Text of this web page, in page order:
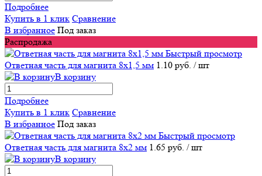
Подробнее
Купить в 1 клик Сравнение
В избранное Под заказ
Распродажа
Быстрый просмотр
Ответная часть для магнита 8х1,5 мм 1.10 руб. / шт
В корзину
Подробнее
Купить в 1 клик Сравнение
В избранное Под заказ
Быстрый просмотр
Ответная часть для магнита 8х2 мм 1.65 руб. / шт
В корзину